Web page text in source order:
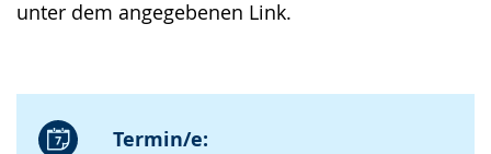
unter dem angegebenen Link.
Termin/e: